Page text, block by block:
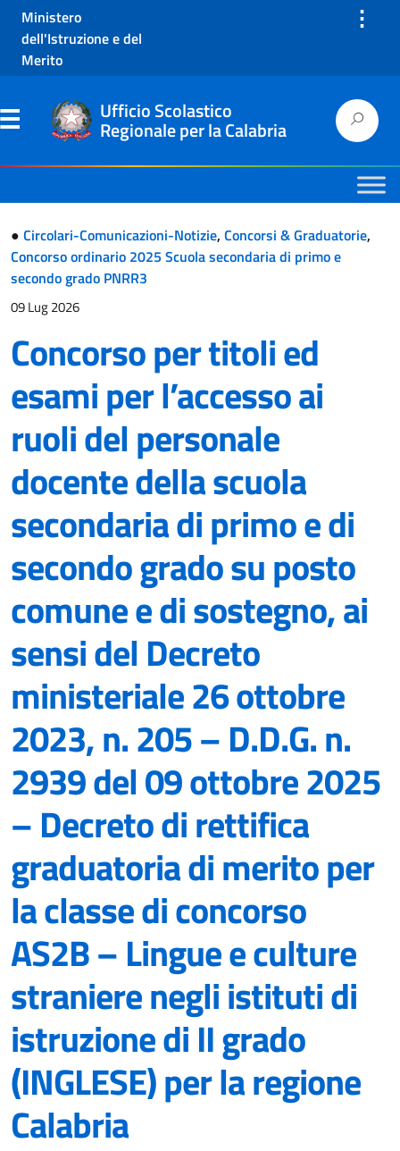
Ministero
dell'Istruzione e del
Merito
⋮
Ufficio Scolastico
Regionale per la Calabria
● Circolari-Comunicazioni-Notizie, Concorsi & Graduatorie,
Concorso ordinario 2025 Scuola secondaria di primo e
secondo grado PNRR3
09 Lug 2026
Concorso per titoli ed
esami per l’accesso ai
ruoli del personale
docente della scuola
secondaria di primo e di
secondo grado su posto
comune e di sostegno, ai
sensi del Decreto
ministeriale 26 ottobre
2023, n. 205 – D.D.G. n.
2939 del 09 ottobre 2025
– Decreto di rettifica
graduatoria di merito per
la classe di concorso
AS2B – Lingue e culture
straniere negli istituti di
istruzione di II grado
(INGLESE) per la regione
Calabria